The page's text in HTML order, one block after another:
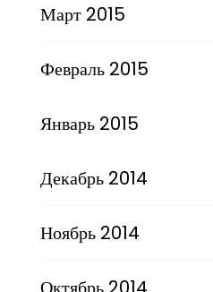
Март 2015
Февраль 2015
Январь 2015
Декабрь 2014
Ноябрь 2014